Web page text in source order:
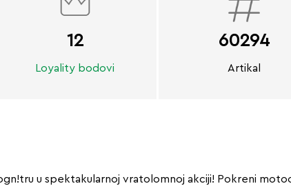
12
Loyality bodovi
60294
Artikal
u spektakularnoj vratolomnoj akciji! Pokreni